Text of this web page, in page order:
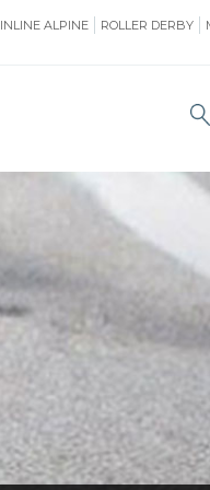
INLINE ALPINE ROLLER DERBY